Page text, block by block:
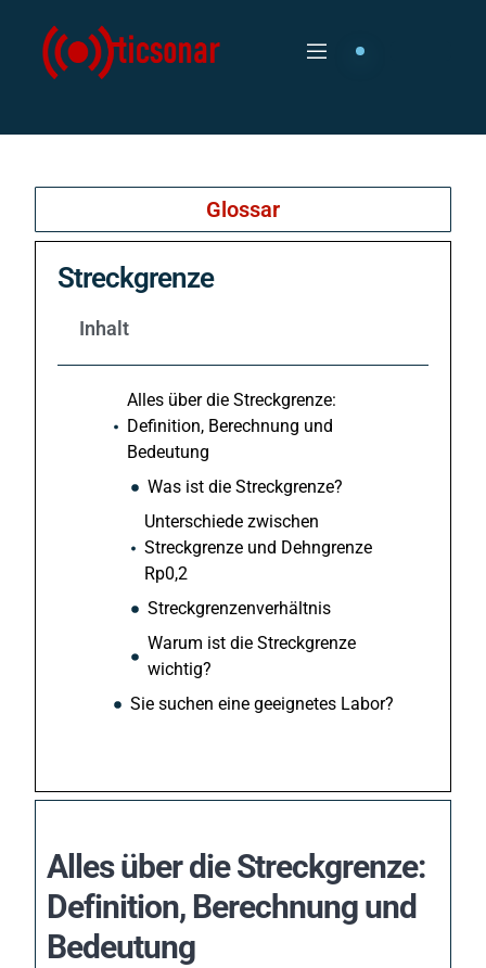
Glossar
Streckgrenze
Inhalt
Alles über die Streckgrenze:
Definition, Berechnung und
Bedeutung
Was ist die Streckgrenze?
Unterschiede zwischen
Streckgrenze und Dehngrenze
Rp0,2
Streckgrenzenverhältnis
Warum ist die Streckgrenze
wichtig?
Sie suchen eine geeignetes Labor?
Alles über die Streckgrenze:
Definition, Berechnung und
Bedeutung